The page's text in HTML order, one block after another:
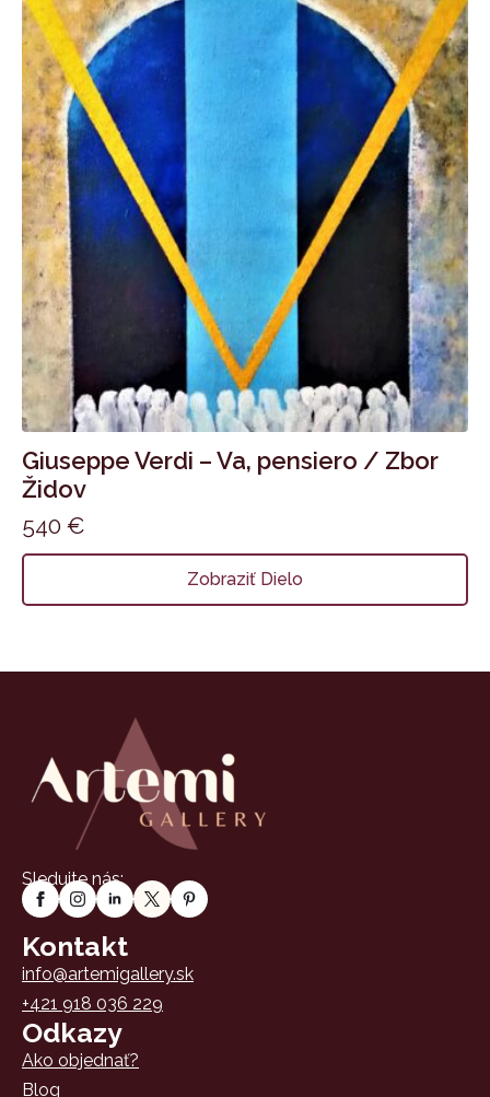
Giuseppe Verdi – Va, pensiero / Zbor
Židov
540 €
Zobraziť Dielo
Sledujte nás:
Kontakt
info@artemigallery.sk
+421 918 036 229
Odkazy
Ako objednať?
Blog